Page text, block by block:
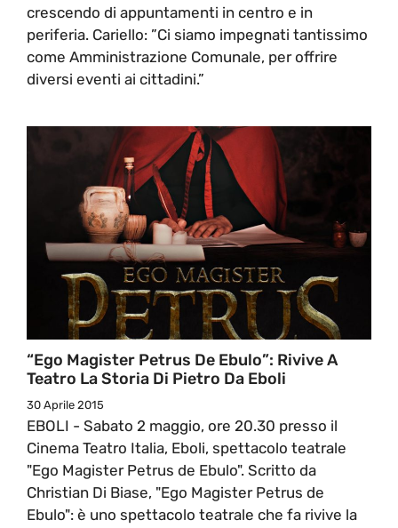
crescendo di appuntamenti in centro e in
periferia. Cariello: ”Ci siamo impegnati tantissimo
come Amministrazione Comunale, per offrire
diversi eventi ai cittadini.”
“Ego Magister Petrus De Ebulo”: Rivive A
Teatro La Storia Di Pietro Da Eboli
30 Aprile 2015
EBOLI - Sabato 2 maggio, ore 20.30 presso il
Cinema Teatro Italia, Eboli, spettacolo teatrale
"Ego Magister Petrus de Ebulo". Scritto da
Christian Di Biase, "Ego Magister Petrus de
Ebulo": è uno spettacolo teatrale che fa rivive la